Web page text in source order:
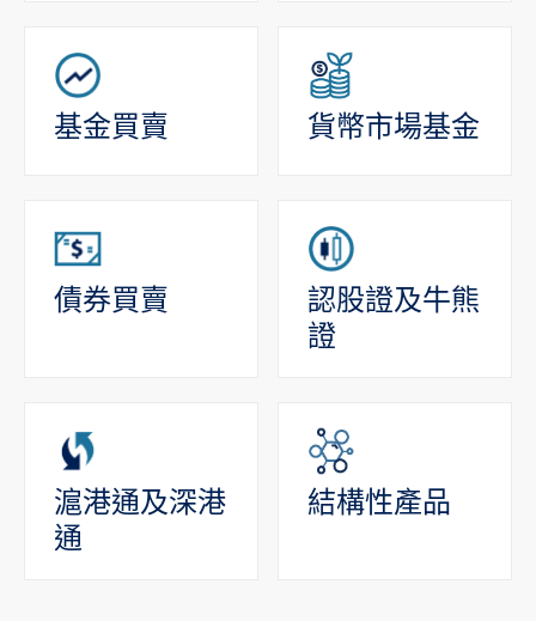
基金買賣 貨幣市場基金
債券買賣
認股證及牛熊
證
滬港通及深港
通
結構性產品